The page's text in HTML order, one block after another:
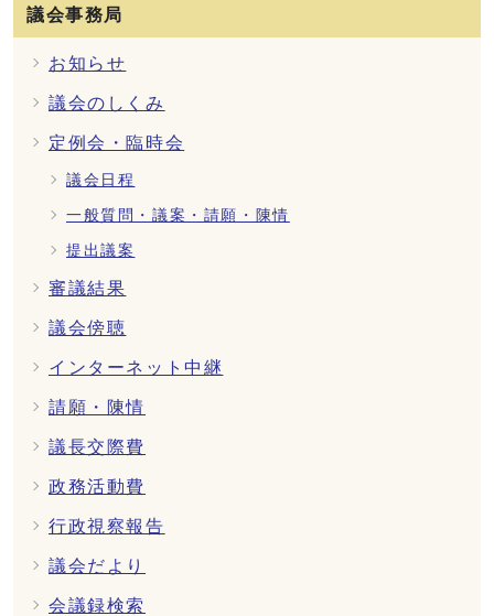
議会事務局
お知らせ
議会のしくみ
定例会・臨時会
議会日程
一般質問・議案・請願・陳情
提出議案
審議結果
議会傍聴
インターネット中継
請願・陳情
議長交際費
政務活動費
行政視察報告
議会だより
会議録検索